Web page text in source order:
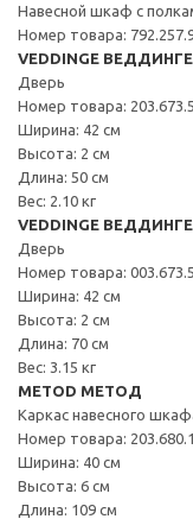
Навесной шкаф с
Номер товара:
VEDDINGE ВЕДДИНГЕ
Дверь
Номер товара:
Ширина: 42 см
Высота: 2 см
Длина: 50 см
Вес: 2.10 кг
VEDDINGE ВЕДДИНГЕ
Дверь
Номер товара:
Ширина: 42 см
Высота: 2 см
Длина: 70 см
Вес: 3.15 кг
METOD МЕТОД
Каркас навесного
Номер товара:
Ширина: 40 см
Высота: 6 см
Длина: 109 см